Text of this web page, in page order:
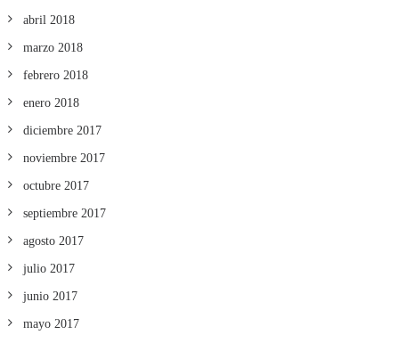
abril 2018
marzo 2018
febrero 2018
enero 2018
diciembre 2017
noviembre 2017
octubre 2017
septiembre 2017
agosto 2017
julio 2017
junio 2017
mayo 2017